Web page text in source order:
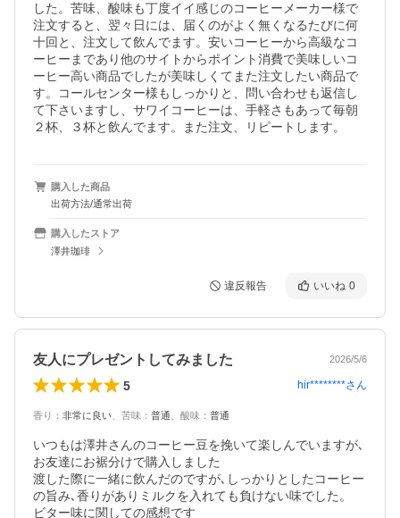
した。苦味、酸味も丁度イイ感じのコーヒーメーカー様で
注文すると、翌々日には、届くのがよく無くなるたびに何
十回と、注文して飲んでます。安いコーヒーから高級なコ
ーヒーまであり他のサイトからポイント消費で美味しいコ
ーヒー高い商品でしたが美味しくてまた注文したい商品で
す。コールセンター様もしっかりと、問い合わせも返信し
て下さいますし、サワイコーヒーは、手軽さもあって毎朝
２杯、３杯と飲んでます。また注文、リピートします。
購入した商品
出荷方法/通常出荷
購入したストア
澤井珈琲
違反報告 いいね 0
友人にプレゼントしてみました 2026/5/6
5 hir********さん
香り ： 非常に良い 苦味 ： 普通 酸味 ： 普通
いつもは澤井さんのコーヒー豆を挽いて楽しんでいますが､
お友達にお裾分けで購入しました
渡した際に一緒に飲んだのですが､しっかりとしたコーヒー
の旨み､香りがありミルクを入れても負けない味でした。
ビター味に関しての感想です